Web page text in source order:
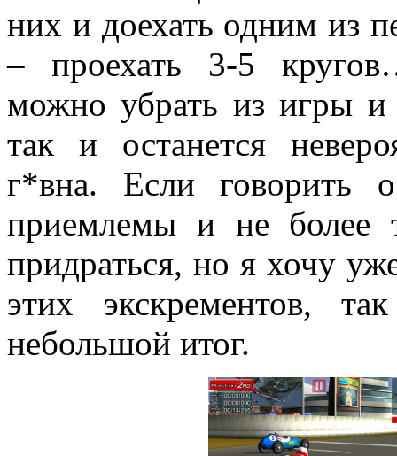
них и доехать одним из
– проехать 3-5
можно убрать из игры и
так и останется
г*вна. Если говорить
приемлемы и не более
придраться, но я хочу
этих экскрементов,
небольшой итог.